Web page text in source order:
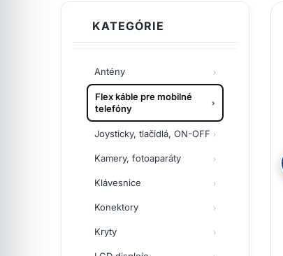
KATEGÓRIE
Antény
Flex káble pre mobilné
telefóny
Joysticky, tlačidlá, ON-OFF
Kamery, fotoaparáty
Klávesnice
Konektory
Kryty